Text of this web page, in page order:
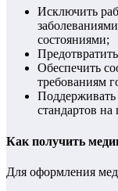
Исключить
состояниями;
Обеспечить
требованиям
Поддерживать
стандартов
Как получить
Для оформления